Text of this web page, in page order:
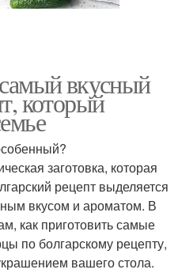
вкусный
который
заготовка, которая
рецепт выделяется
вкусом и ароматом. В
как приготовить самые
по болгарскому рецепту,
вашего стола.